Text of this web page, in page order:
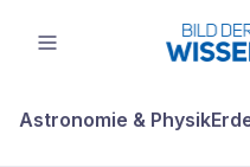
Astronomie & Physik